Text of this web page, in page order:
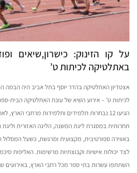
על קו הזינוק: כישרון,שיאים
באתלטיקה לכיתות ט’
אצטדיון האתלטיקה בהדר יוסף בתל אביב היה הבמה
לכיתות ט’ – אירוע השיא של עונת האתלטיקה הבית-
הגיעו 12 נבחרות תלמידים ותלמידות מרחבי
תחרותית במסגרת ליגת המשנה, הליגה האזורית
באווירה ספורטיבית, מקצועית ומרגשת, כשעל
לצד יכולות אישיות וקבוצתיות מרשימות. האליפות
השתתפו עשרות בתי ספר מכל רחבי הארץ, באירועים